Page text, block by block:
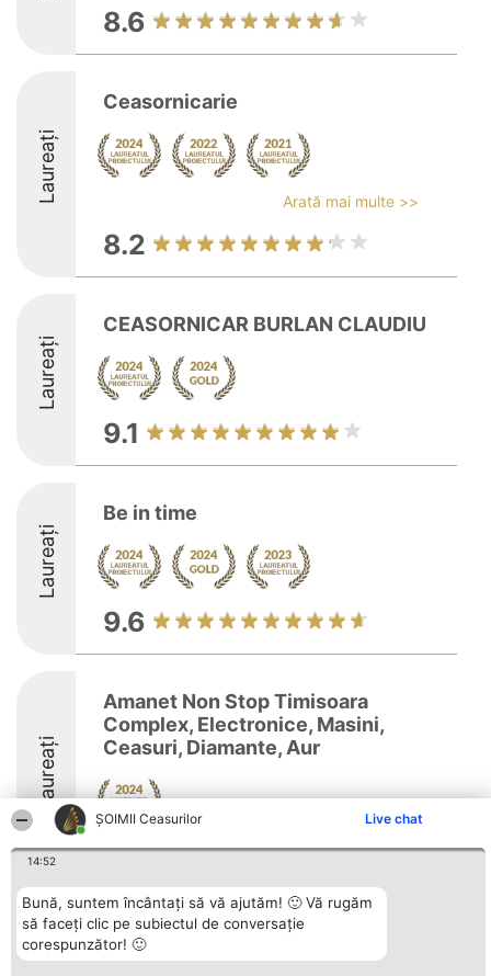
ȘOIMII Ceasurilor Live chat
14:52
Bună, suntem încântați să vă ajutăm! 🙂 Vă rugăm
să faceți clic pe subiectul de conversație
corespunzător! 🙂
8.6
Laureați
Ceasornicarie
Arată mai multe >>
8.2
Laureați
CEASORNICAR BURLAN CLAUDIU
9.1
Laureați
Be in time
9.6
Laureați
Amanet Non Stop Timisoara
Complex, Electronice, Masini,
Ceasuri, Diamante, Aur
8.4
Organizator Ranking
BRIGHT SOLUTIONS BR SRL
Aleea Timisul De Sus 2 Bl. A30
Plebiscyt
Lista Tuturor